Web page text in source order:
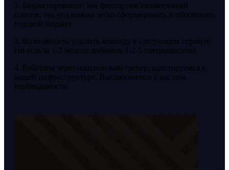
2. Бюджетирование: мы фиксируем ежемесячный
платеж, так что можно легко сформировать и обосновать
годовой бюджет.
3. Возможность усилить команду в следующем спринте
(то есть за 1-2 недели добавить 1-2-5 специалистов).
4. Работаем через наш или ваш трекер, адаптируемся к
вашей инфраструктуре. Высаживаемся у вас при
необходимости.